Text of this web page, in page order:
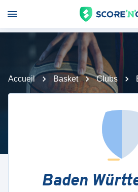
Accueil Basket Clubs
Baden